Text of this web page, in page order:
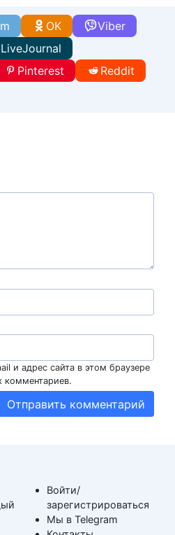
Viber
OK
LiveJournal
Pinterest
Reddit
и адрес сайта в этом браузере
Войти/
зарегистрироваться
Мы в Telegram